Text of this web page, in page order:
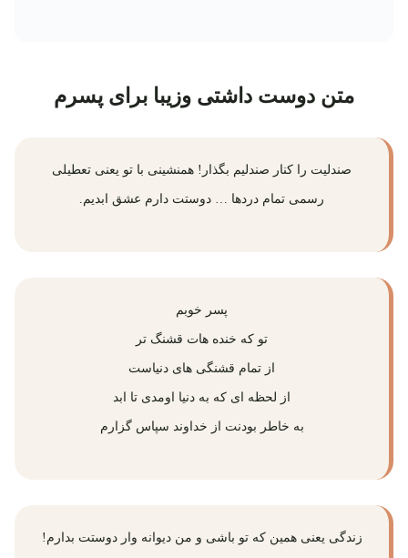
متن دوست داشتی وزیبا برای پسرم
صندلیت را کنار صندلیم بگذار! همنشینی با تو یعنی تعطیلی
رسمی تمام دردها … دوستت دارم عشق ابدیم.
پسر خوبم
تو که خنده هات قشنگ تر
از تمام قشنگی های دنیاست
از لحظه ای که به دنیا اومدی تا ابد
به خاطر بودنت از خداوند سپاس گزارم
زندگی یعنی همین که تو باشی و من دیوانه وار دوستت بدارم!